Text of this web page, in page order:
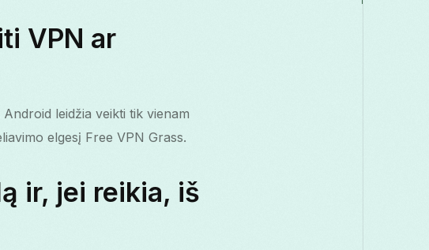
VPN ar
leidžia veikti tik vienam
elgesį Free VPN Grass.
ir, jei reikia, iš